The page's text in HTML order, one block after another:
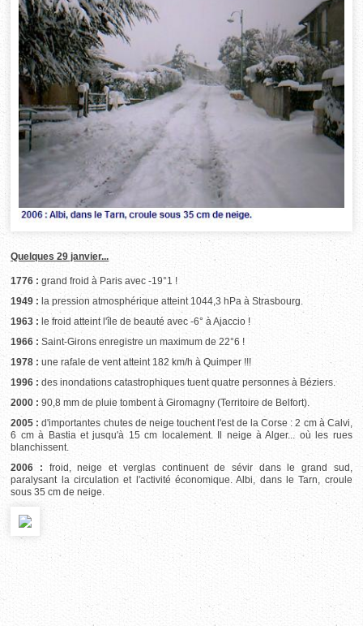
Quelques 29 janvier...
1776 : grand froid à Paris avec -19°1 !
1949 : la pression atmosphérique atteint 1044,3 hPa à Strasbourg.
1963 : le froid atteint l'île de beauté avec -6° à Ajaccio !
1966 : Saint-Girons enregistre un maximum de 22°6 !
1978 : une rafale de vent atteint 182 km/h à Quimper !!!
1996 : des inondations catastrophiques tuent quatre personnes à Béziers.
2000 : 90,8 mm de pluie tombent à Giromagny (Territoire de Belfort).
2005 : d'importantes chutes de neige touchent l'est de la Corse : 2 cm à Calvi,
6 cm à Bastia et jusqu'à 15 cm localement. Il neige à Alger... où les rues
blanchissent.
2006 : froid, neige et verglas continuent de sévir dans le grand sud,
paralysant la circulation et l'activité économique. Albi, dans le Tarn, croule
sous 35 cm de neige.